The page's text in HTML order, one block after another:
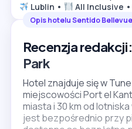
Lublin •
All Inclusive
Opis hotelu Sentido
Recenzja
Park
Hotel znajduje się w
miejscowości Port el
miasta i 30 km od
jest bezpośrednio przy